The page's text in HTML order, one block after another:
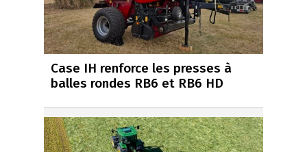
Case IH renforce les presses à
balles rondes RB6 et RB6 HD